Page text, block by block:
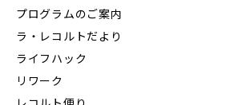
プログラムのご案内
ラ・レコルトだより
ライフハック
リワーク